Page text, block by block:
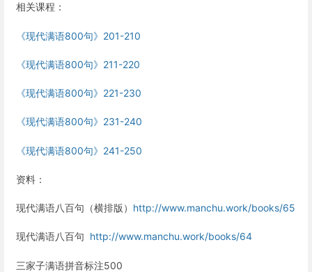
相关课程：
《现代满语800句》201-210
《现代满语800句》211-220
《现代满语800句》221-230
《现代满语800句》231-240
《现代满语800句》241-250
资料：
现代满语八百句（横排版） http://www.manchu.work/books/65
现代满语八百句 http://www.manchu.work/books/64
三家子满语拼音标注500